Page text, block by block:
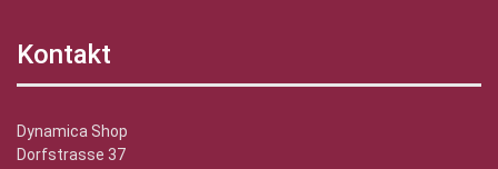
Kontakt
Dynamica Shop
Dorfstrasse 37